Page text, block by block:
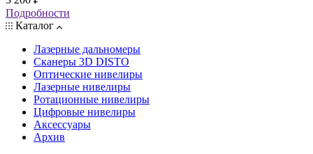
Подробности
Каталог
Лазерные дальномеры
Сканеры 3D DISTO
Оптические нивелиры
Лазерные нивелиры
Ротационные нивелиры
Цифровые нивелиры
Аксессуары
Архив